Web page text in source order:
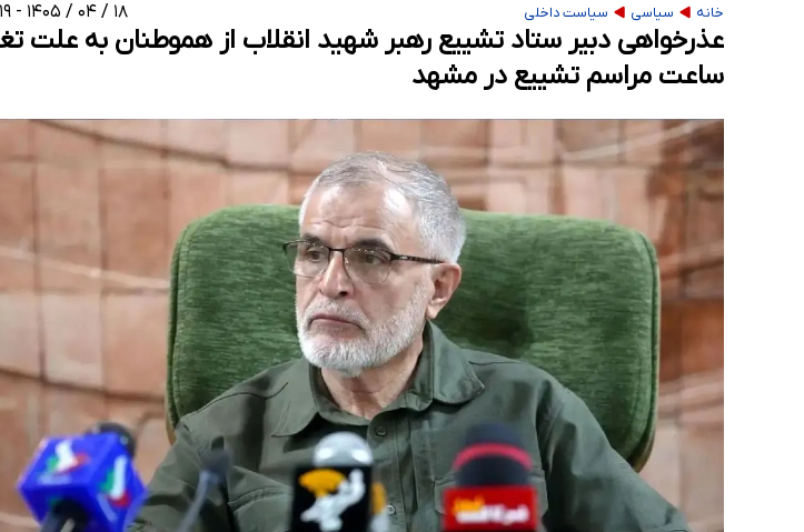
خانه سیاسی سیاست داخلی ۱۸ / ۰۴ / ۱۴۰۵ - ۰۸:۴۶:۱۹
عذرخواهی دبیر ستاد تشییع رهبر شهید انقلاب از هموطنان به علت
ساعت مراسم تشییع در مشهد